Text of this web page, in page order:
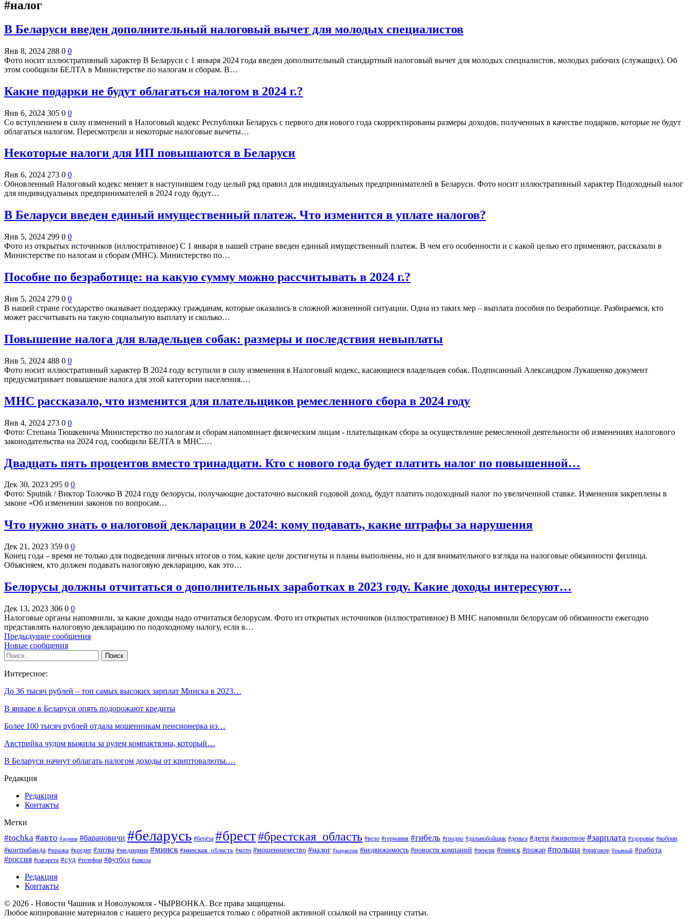
#налог
В Беларуси введен дополнительный налоговый вычет для молодых специалистов
Янв 8, 2024 288 0 0
Фото носит иллюстративный характер В Беларуси с 1 января 2024 года введен дополнительный стандартный налоговый вычет для молодых специалистов, молодых рабочих (служащих). Об
этом сообщили БЕЛТА в Министерстве по налогам и сборам. В…
Какие подарки не будут облагаться налогом в 2024 г.?
Янв 6, 2024 305 0 0
Со вступлением в силу изменений в Налоговый кодекс Республики Беларусь с первого дня нового года скорректированы размеры доходов, полученных в качестве подарков, которые не будут
облагаться налогом. Пересмотрели и некоторые налоговые вычеты…
Некоторые налоги для ИП повышаются в Беларуси
Янв 6, 2024 273 0 0
Обновленный Налоговый кодекс меняет в наступившем году целый ряд правил для индивидуальных предпринимателей в Беларуси. Фото носит иллюстративный характер Подоходный налог
для индивидуальных предпринимателей в 2024 году будут…
В Беларуси введен единый имущественный платеж. Что изменится в уплате налогов?
Янв 5, 2024 299 0 0
Фото из открытых источников (иллюстративное) С 1 января в нашей стране введен единый имущественный платеж. В чем его особенности и с какой целью его применяют, рассказали в
Министерстве по налогам и сборам (МНС). Министерство по…
Пособие по безработице: на какую сумму можно рассчитывать в 2024 г.?
Янв 5, 2024 279 0 0
В нашей стране государство оказывает поддержку гражданам, которые оказались в сложной жизненной ситуации. Одна из таких мер – выплата пособия по безработице. Разбираемся, кто
может рассчитывать на такую социальную выплату и сколько…
Повышение налога для владельцев собак: размеры и последствия невыплаты
Янв 5, 2024 488 0 0
Фото носит иллюстративный характер В 2024 году вступили в силу изменения в Налоговый кодекс, касающиеся владельцев собак. Подписанный Александром Лукашенко документ
предусматривает повышение налога для этой категории населения.…
МНС рассказало, что изменится для плательщиков ремесленного сбора в 2024 году
Янв 4, 2024 273 0 0
Фото: Степана Тюшкевича Министерство по налогам и сборам напоминает физическим лицам - плательщикам сбора за осуществление ремесленной деятельности об изменениях налогового
законодательства на 2024 год, сообщили БЕЛТА в МНС.…
Двадцать пять процентов вместо тринадцати. Кто с нового года будет платить налог по повышенной…
Дек 30, 2023 295 0 0
Фото: Sputnik / Виктор Толочко В 2024 году белорусы, получающие достаточно высокий годовой доход, будут платить подоходный налог по увеличенной ставке. Изменения закреплены в
законе «Об изменении законов по вопросам…
Что нужно знать о налоговой декларации в 2024: кому подавать, какие штрафы за нарушения
Дек 21, 2023 359 0 0
Конец года – время не только для подведения личных итогов о том, какие цели достигнуты и планы выполнены, но и для внимательного взгляда на налоговые обязанности физлица.
Объясняем, кто должен подавать налоговую декларацию, как это…
Белорусы должны отчитаться о дополнительных заработках в 2023 году. Какие доходы интересуют…
Дек 13, 2023 306 0 0
Налоговые органы напомнили, за какие доходы надо отчитаться белорусам. Фото из открытых источников (иллюстративное) В МНС напомнили белорусам об обязанности ежегодно
представлять налоговую декларацию по подоходному налогу, если в…
Предыдущие сообщения
Новые сообщения
Интересное:
До 36 тысяч рублей – топ самых высоких зарплат Минска в 2023…
В январе в Беларуси опять подорожают кредиты
Более 100 тысяч рублей отдала мошенникам пенсионерка из…
Австрийка чудом выжила за рулем компактвэна, который…
В Беларуси начнут облагать налогом доходы от криптовалюты.…
Редакция
Редакция
Контакты
Метки
#tochka #авто #армия #барановичи #беларусь #берёза #брест#брестская_область #вело #германия #гибель #гродно #дальнобойщик #деньга #дети #животное #зарплата #здоровье #кобрин
#контрабанда #кража #кредит #литва #медицина #минск #минская_область #мото #мошенничество #налог #наркотик #недвижимость #новости компаний #пенсия #пинск #пожар #польша #приговор #пьяный #работа
#россия #сигарета #суд #телефон #футбол #школа
Редакция
Контакты
© 2026 - Новости Чашник и Новолукомля - ЧЫРВОНКА. Все права защищены.
Любое копирование материалов с нашего ресурса разрешается только с обратной активной ссылкой на страницу статьи.